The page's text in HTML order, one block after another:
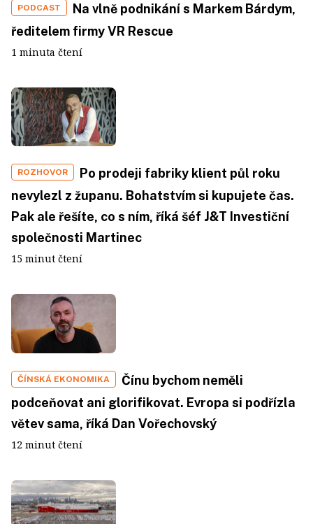
PODCAST
Na vlně podnikání s Markem Bárdym,
ředitelem firmy VR Rescue
1 minuta čtení
ROZHOVOR
Po prodeji fabriky klient půl roku
nevylezl z županu. Bohatstvím si kupujete čas.
Pak ale řešíte, co s ním, říká šéf J&T Investiční
společnosti Martinec
15 minut čtení
ČÍNSKÁ EKONOMIKA
Čínu bychom neměli
podceňovat ani glorifikovat. Evropa si podřízla
větev sama, říká Dan Vořechovský
12 minut čtení